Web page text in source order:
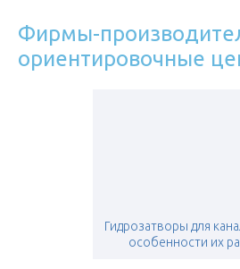
Фирмы-
ориентировочные
Гидрозатворы для
особенности их